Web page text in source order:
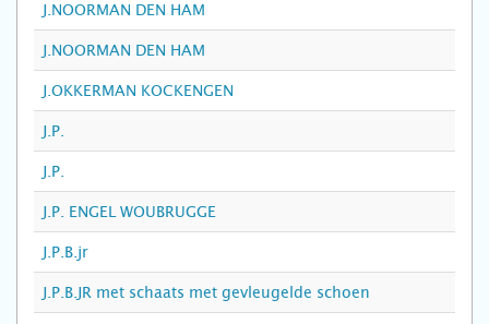
J.NOORMAN DEN HAM
J.NOORMAN DEN HAM
J.OKKERMAN KOCKENGEN
J.P.
J.P.
J.P. ENGEL WOUBRUGGE
J.P.B.jr
J.P.B.JR met schaats met gevleugelde schoen